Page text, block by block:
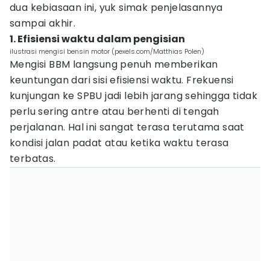
dua kebiasaan ini, yuk simak penjelasannya
sampai akhir.
1. Efisiensi waktu dalam pengisian
ilustrasi mengisi bensin motor (pexels.com/Matthias Polen)
Mengisi BBM langsung penuh memberikan
keuntungan dari sisi efisiensi waktu. Frekuensi
kunjungan ke SPBU jadi lebih jarang sehingga tidak
perlu sering antre atau berhenti di tengah
perjalanan. Hal ini sangat terasa terutama saat
kondisi jalan padat atau ketika waktu terasa
terbatas.